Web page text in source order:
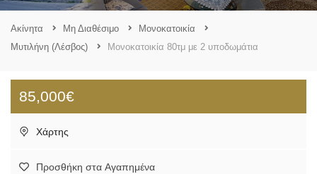
Ακίνητα Μη Διαθέσιμο
Μονοκατοικία
Μυτιλήνη (Λέσβος)
Μονοκατοικία 80τμ με 2 υποδωμάτια
85,000€
Χάρτης
Προσθήκη στα Αγαπημένα